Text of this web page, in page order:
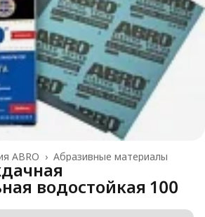
Абразивные материалы
ABRO ›
водостойкая 100